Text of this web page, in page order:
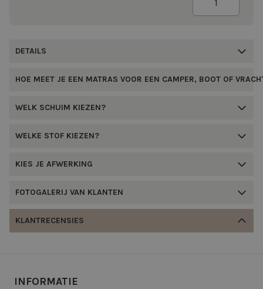
DETAILS
HOE MEET JE EEN MATRAS VOOR EEN CAMPER, BOOT OF
WELK SCHUIM KIEZEN?
WELKE STOF KIEZEN?
KIES JE AFWERKING
FOTOGALERIJ VAN KLANTEN
KLANTRECENSIES
INFORMATIE